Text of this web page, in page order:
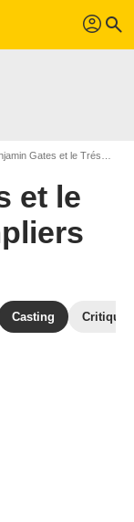
profil search
Gates et le Trésor des Templiers
et le
Casting